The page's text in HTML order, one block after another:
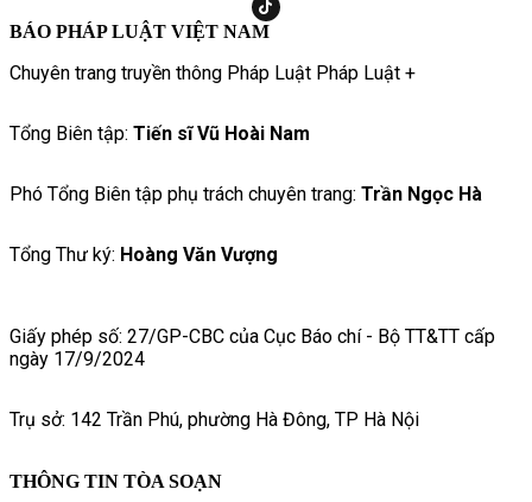
BÁO PHÁP LUẬT VIỆT NAM
Chuyên trang truyền thông Pháp Luật Pháp Luật +
Tổng Biên tập: Tiến sĩ Vũ Hoài Nam
Phó Tổng Biên tập phụ trách chuyên trang: Trần Ngọc Hà
Tổng Thư ký: Hoàng Văn Vượng
Giấy phép số: 27/GP-CBC của Cục Báo chí - Bộ TT&TT cấp
ngày 17/9/2024
Trụ sở: 142 Trần Phú, phường Hà Đông, TP Hà Nội
THÔNG TIN TÒA SOẠN